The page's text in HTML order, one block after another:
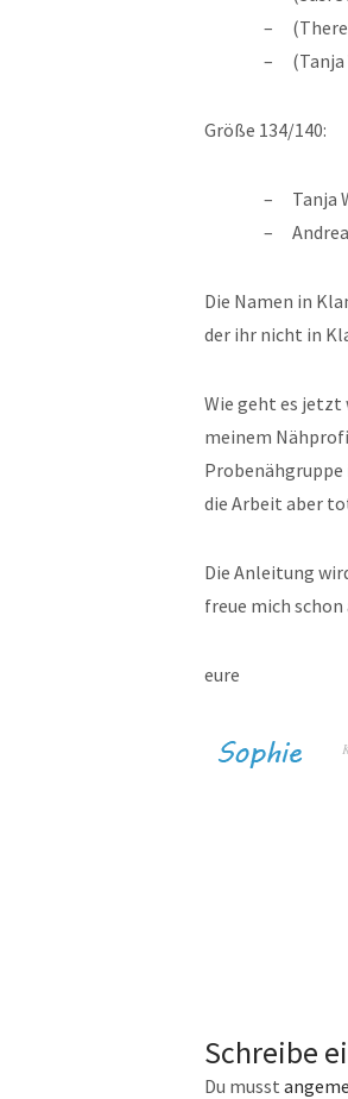
Größe 134/140:
Tanja
Die Namen in
der ihr nicht in
Wie geht es jetzt
meinem
Probenähgruppe
die Arbeit aber
Die Anleitung
freue mich
eure
Schreibe
Du musst